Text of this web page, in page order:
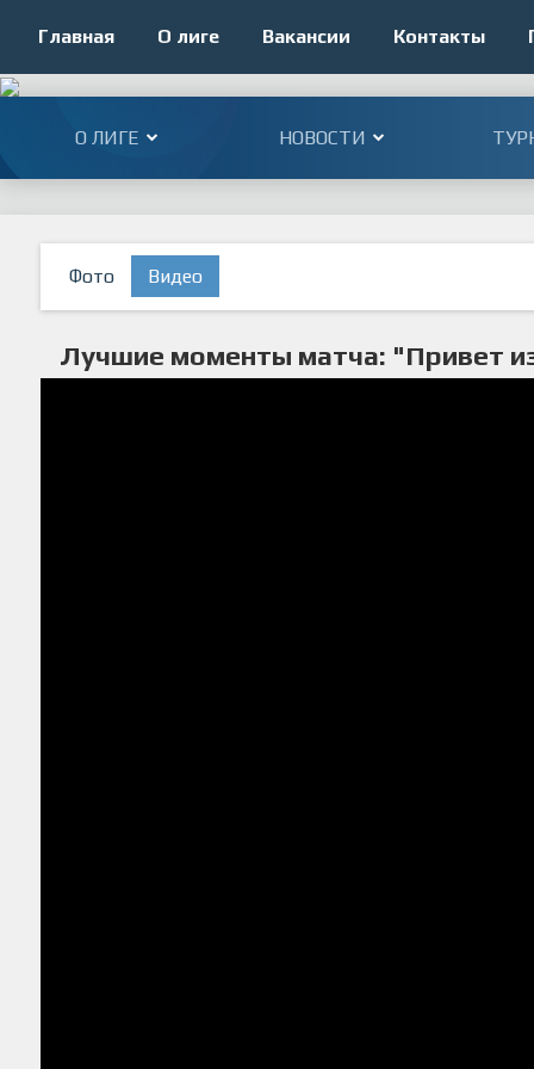
Главная О лиге Вакансии Контакты
О ЛИГЕ НОВОСТИ
Фото Видео
Лучшие моменты матча: "Привет